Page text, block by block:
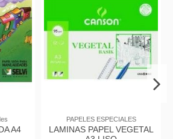
PAPELES ESPECIALES
PAPEL VEGETAL
LAMINAS